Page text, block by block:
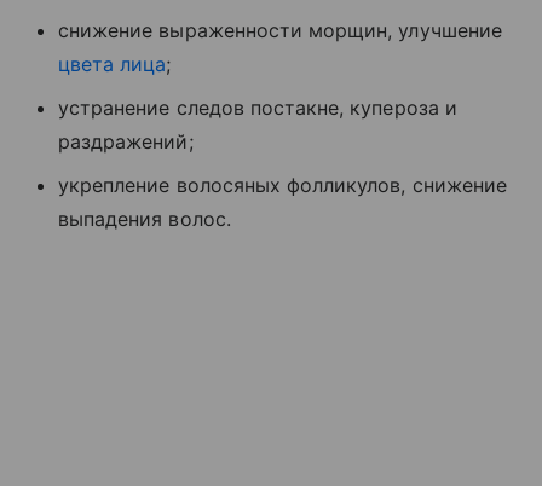
снижение выраженности морщин, улучшение
цвета лица;
устранение следов постакне, купероза и
раздражений;
укрепление волосяных фолликулов, снижение
выпадения волос.